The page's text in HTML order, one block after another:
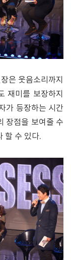
은 웃음소리까지
재미를 보장하지
가 등장하는 시간
장점을 보여줄 수
할 수 있다.